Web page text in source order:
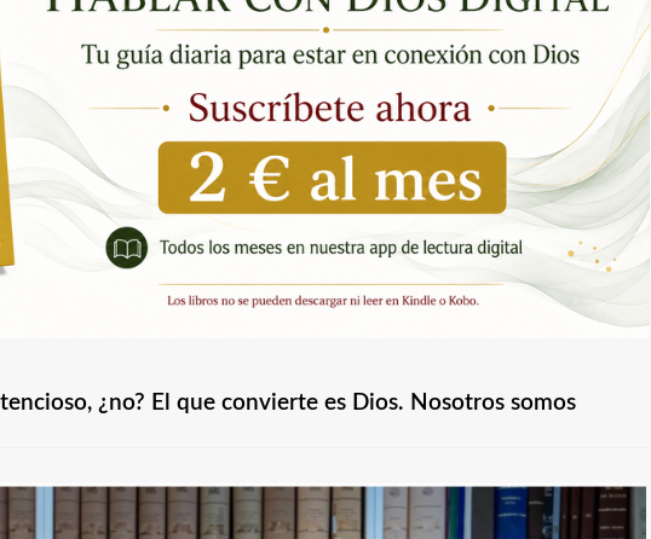
¿no? El que convierte es Dios. Nosotros somos